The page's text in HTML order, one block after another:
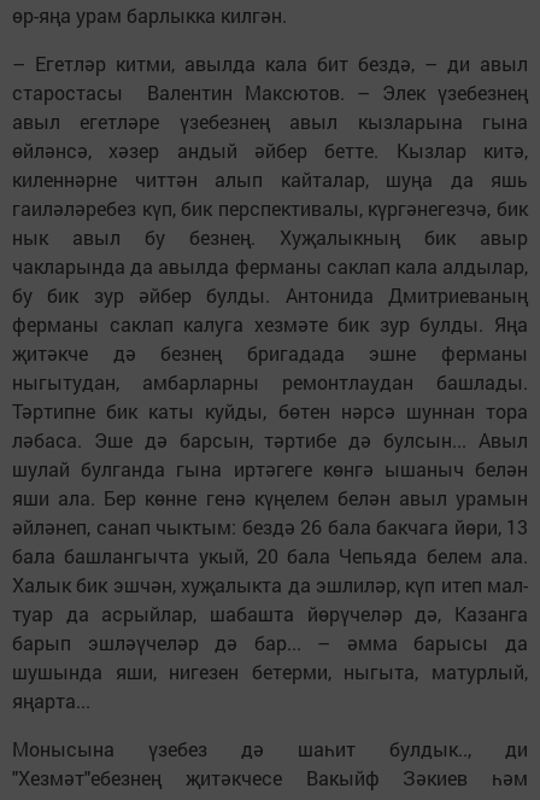
өр-яңа урам барлыкка килгән.
– Егетләр китми, авылда кала бит бездә, – ди авыл
старостасы Валентин Максютов. – Элек үзебезнең
авыл егетләре үзебезнең авыл кызларына гына
өйләнсә, хәзер андый әйбер бетте. Кызлар китә,
киленнәрне читтән алып кайталар, шуңа да яшь
гаиләләребез күп, бик перспективалы, күргәнегезчә, бик
нык авыл бу безнең. Хуҗалыкның бик авыр
чакларында да авылда ферманы саклап кала алдылар,
бу бик зур әйбер булды. Антонида Дмитриеваның
ферманы саклап калуга хезмәте бик зур булды. Яңа
җитәкче дә безнең бригадада эшне ферманы
ныгытудан, амбарларны ремонтлаудан башлады.
Тәртипне бик каты куйды, бөтен нәрсә шуннан тора
ләбаса. Эше дә барсын, тәртибе дә булсын... Авыл
шулай булганда гына иртәгеге көнгә ышаныч белән
яши ала. Бер көнне генә күңелем белән авыл урамын
әйләнеп, санап чыктым: бездә 26 бала бакчага йөри, 13
бала башлангычта укый, 20 бала Чепьяда белем ала.
Халык бик эшчән, хуҗалыкта да эшлиләр, күп итеп мал-
туар да асрыйлар, шабашта йөрүчеләр дә, Казанга
барып эшләүчеләр дә бар... – әмма барысы да
шушында яши, нигезен бетерми, ныгыта, матурлый,
яңарта...
Монысына үзебез дә шаһит булдык.., ди
"Хезмәт"ебезнең җитәкчесе Вакыйф Зәкиев һәм